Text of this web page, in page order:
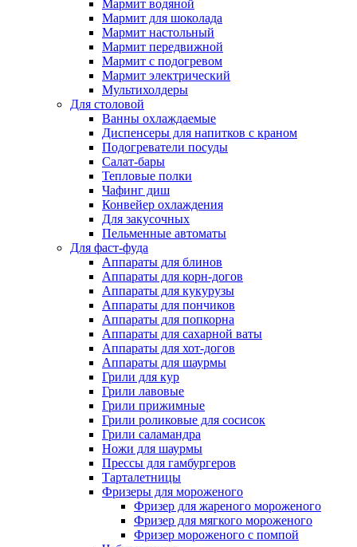
Мармит водяной
Мармит для шоколада
Мармит настольный
Мармит передвижной
Мармит с подогревом
Мармит электрический
Мультихолдеры
Для столовой
Ванны охлаждаемые
Диспенсеры для напитков с краном
Подогреватели посуды
Салат-бары
Тепловые полки
Чафинг диш
Конвейер охлаждения
Для закусочных
Пельменные автоматы
Для фаст-фуда
Аппараты для блинов
Аппараты для корн-догов
Аппараты для кукурузы
Аппараты для пончиков
Аппараты для попкорна
Аппараты для сахарной ваты
Аппараты для хот-догов
Аппараты для шаурмы
Грили для кур
Грили лавовые
Грили прижимные
Грили роликовые для сосисок
Грили саламандра
Ножи для шаурмы
Прессы для гамбургеров
Тарталетницы
Фризеры для мороженого
Фризер для жареного мороженого
Фризер для мягкого мороженого
Фризер мороженого с помпой